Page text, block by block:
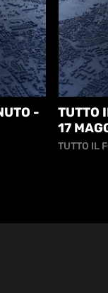
-
TUTTO
17
TUTTO IL